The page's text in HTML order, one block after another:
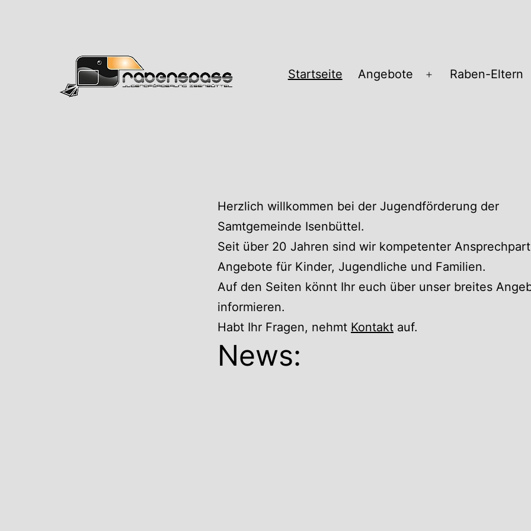
Startseite Angebote
Menü
Raben-Eltern
Herzlich willkommen bei der Jugendförderung der
Samtgemeinde Isenbüttel.
Seit über 20 Jahren sind wir kompetenter
Angebote für Kinder, Jugendliche und Familien.
Auf den Seiten könnt Ihr euch über unser breites
informieren.
Habt Ihr Fragen, nehmt Kontakt auf.
News: